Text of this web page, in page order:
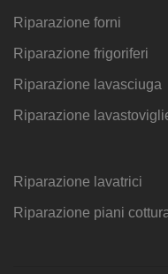
Riparazione forni
Riparazione frigoriferi
Riparazione lavasciuga
Riparazione
Riparazione lavatrici
Riparazione piani